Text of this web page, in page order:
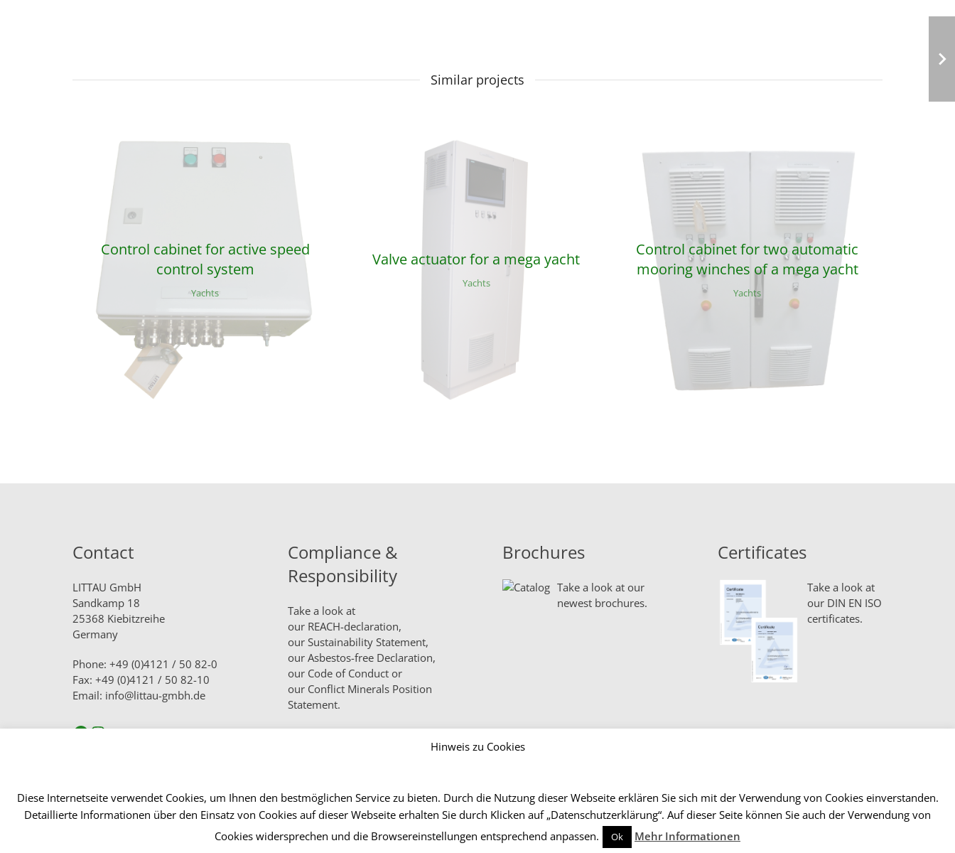
Similar projects
Control cabinet for active speed
control system
Yachts
Valve actuator for a mega yacht
Yachts
Control cabinet for two automatic
mooring winches of a mega yacht
Yachts
Contact
LITTAU GmbH
Sandkamp 18
25368 Kiebitzreihe
Germany
Phone: +49 (0)4121 / 50 82-0
Fax: +49 (0)4121 / 50 82-10
Email: info@littau-gmbh.de
Facebook
Instagram
Compliance &
Responsibility
Take a look at
our REACH-declaration,
our Sustainability Statement,
our Asbestos-free Declaration,
our Code of Conductor
our Conflict Minerals Position
Statement.
Brochures
Take a look at our
newest brochures.
Certificates
Take a look at
our DIN EN ISO
certificates.
Contact
Hinweis zu Cookies
Diese Internetseite verwendet Cookies, um Ihnen den bestmöglichen Service zu bieten. Durch die Nutzung dieser Webseite erklären Sie sich mit der Verwendung von Cookies einverstanden.
Detaillierte Informationen über den Einsatz von Cookies auf dieser Webseite erhalten Sie durch Klicken auf „Datenschutzerklärung“. Auf dieser Seite können Sie auch der Verwendung von
Cookies widersprechen und die Browsereinstellungen entsprechend anpassen.
Ok Mehr Informationen